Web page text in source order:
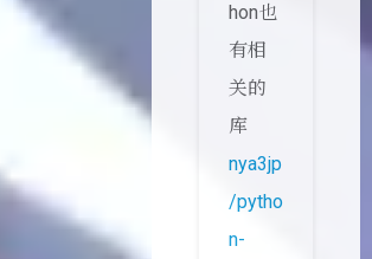
hon也
有相
关的
库
nya3jp
/pytho
n-